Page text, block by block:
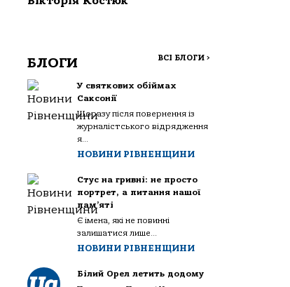
БЛОГИ ВСІ БЛОГИ >
У святкових обіймах
Саксонії
Щоразу після повернення із
журналістського відрядження
я...
НОВИНИ РІВНЕНЩИНИ
Стус на гривні: не просто
портрет, а питання нашої
пам’яті
Є імена, які не повинні
залишатися лише...
НОВИНИ РІВНЕНЩИНИ
Білий Орел летить додому